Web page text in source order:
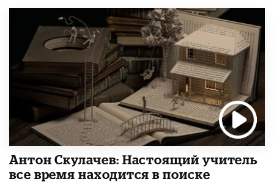
Антон Скулачев: Настоящий учитель
все время находится в поиске